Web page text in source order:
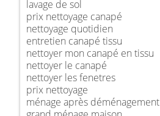
lavage de sol
prix nettoyage canapé
nettoyage quotidien
entretien canapé tissu
nettoyer mon canapé en tissu
nettoyer le canapé
nettoyer les fenetres
prix nettoyage
ménage après déménagement